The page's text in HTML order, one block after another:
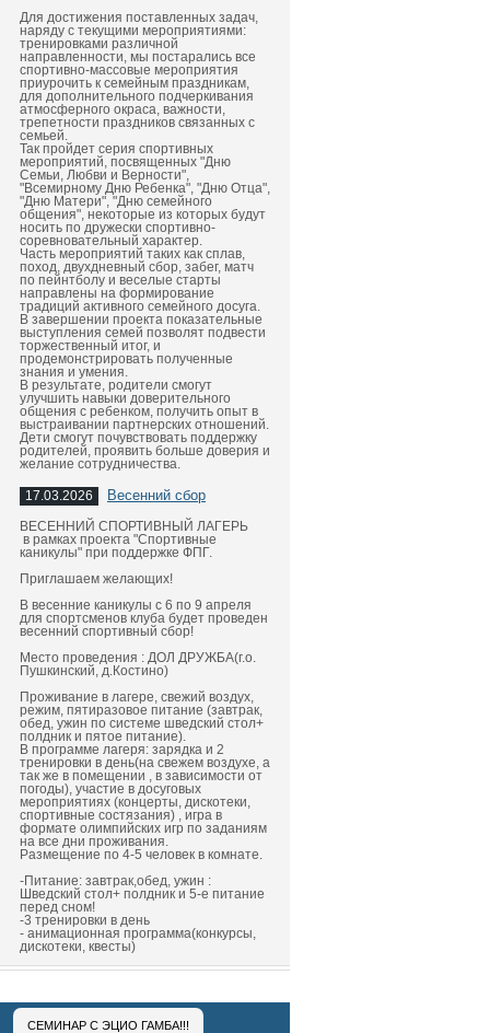
Для достижения поставленных задач,
наряду с текущими мероприятиями:
тренировками различной
направленности, мы постарались все
спортивно-массовые мероприятия
приурочить к семейным праздникам,
для дополнительного подчеркивания
атмосферного окраса, важности,
трепетности праздников связанных с
семьей.
Так пройдет серия спортивных
мероприятий, посвященных "Дню
Семьи, Любви и Верности",
"Всемирному Дню Ребенка", "Дню Отца",
"Дню Матери", "Дню семейного
общения", некоторые из которых будут
носить по дружески спортивно-
соревновательный характер.
Часть мероприятий таких как сплав,
поход, двухдневный сбор, забег, матч
по пейнтболу и веселые старты
направлены на формирование
традиций активного семейного досуга.
В завершении проекта показательные
выступления семей позволят подвести
торжественный итог, и
продемонстрировать полученные
знания и умения.
В результате, родители смогут
улучшить навыки доверительного
общения с ребенком, получить опыт в
выстраивании партнерских отношений.
Дети смогут почувствовать поддержку
родителей, проявить больше доверия и
желание сотрудничества.
17.03.2026 Весенний сбор
ВЕСЕННИЙ СПОРТИВНЫЙ ЛАГЕРЬ
в рамках проекта "Спортивные
каникулы" при поддержке ФПГ.
Приглашаем желающих!
В весенние каникулы с 6 по 9 апреля
для спортсменов клуба будет проведен
весенний спортивный сбор!
Место проведения : ДОЛ ДРУЖБА(г.о.
Пушкинский, д.Костино)
Проживание в лагере, свежий воздух,
режим, пятиразовое питание (завтрак,
обед, ужин по системе шведский стол+
полдник и пятое питание).
В программе лагеря: зарядка и 2
тренировки в день(на свежем воздухе, а
так же в помещении , в зависимости от
погоды), участие в досуговых
мероприятиях (концерты, дискотеки,
спортивные состязания) , игра в
формате олимпийских игр по заданиям
на все дни проживания.
Размещение по 4-5 человек в комнате.
-Питание: завтрак,обед, ужин :
Шведский стол+ полдник и 5-е питание
перед сном!
-3 тренировки в день
- анимационная программа(конкурсы,
дискотеки, квесты)
СЕМИНАР С ЭЦИО ГАМБА!!!